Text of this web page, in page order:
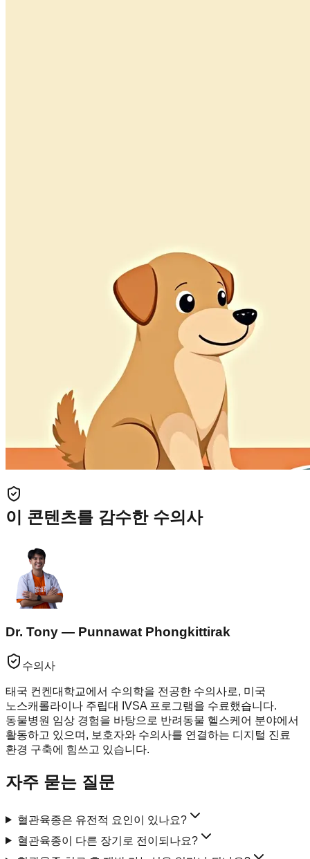
이 콘텐츠를 감수한 수의사
Dr. Tony — Punnawat Phongkittirak
수의사
태국 컨켄대학교에서 수의학을 전공한 수의사로, 미국
노스캐롤라이나 주립대 IVSA 프로그램을 수료했습니다.
동물병원 임상 경험을 바탕으로 반려동물 헬스케어 분야에서
활동하고 있으며, 보호자와 수의사를 연결하는 디지털 진료
환경 구축에 힘쓰고 있습니다.
자주 묻는 질문
혈관육종은 유전적 요인이 있나요?
혈관육종이 다른 장기로 전이되나요?